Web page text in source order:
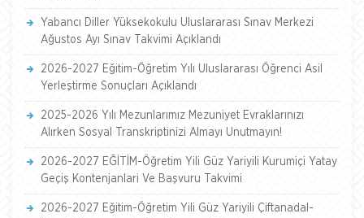
Yabancı Diller Yüksekokulu Uluslararası Sınav Merkezi
Ağustos Ayı Sınav Takvimi Açıklandı
2026-2027 Eğitim-Öğretim Yılı Uluslararası Öğrenci Asil
Yerleştirme Sonuçları Açıklandı
2025-2026 Yılı Mezunlarımız Mezuniyet Evraklarınızı
Alırken Sosyal Transkriptinizi Almayı Unutmayın!
2026-2027 EĞİTİM-Öğretim Yili Güz Yariyili Kurumiçi Yatay
Geçiş Kontenjanlari Ve Başvuru Takvimi
2026-2027 Eğitim-Öğretim Yili Güz Yariyili Çiftanadal-